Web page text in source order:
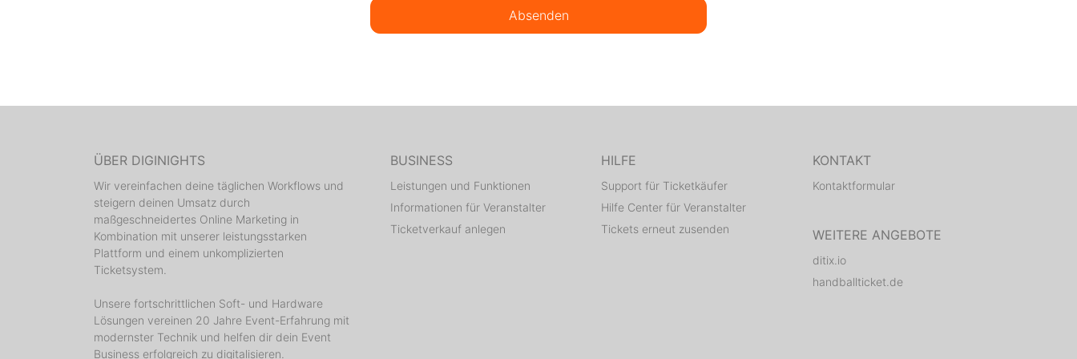
Absenden
ÜBER DIGINIGHTS
Wir vereinfachen deine täglichen Workflows und
steigern deinen Umsatz durch
maßgeschneidertes Online Marketing in
Kombination mit unserer leistungsstarken
Plattform und einem unkomplizierten
Ticketsystem.
Unsere fortschrittlichen Soft- und Hardware
Lösungen vereinen 20 Jahre Event-Erfahrung mit
modernster Technik und helfen dir dein Event
Business erfolgreich zu digitalisieren.
BUSINESS
Leistungen und Funktionen
Informationen für Veranstalter
Ticketverkauf anlegen
HILFE
Support für Ticketkäufer
Hilfe Center für Veranstalter
Tickets erneut zusenden
KONTAKT
Kontaktformular
WEITERE ANGEBOTE
ditix.io
handballticket.de